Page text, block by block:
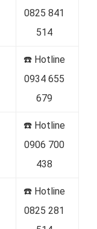
0825 841
514
☎️ Hotline
0934 655
679
☎️ Hotline
0906 700
438
☎️ Hotline
0825 281